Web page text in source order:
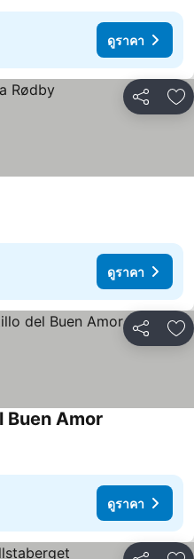
ดูราคา
แชร์ เ
ดูราคา
แชร์ เ
Buen Amor
ดูราคา